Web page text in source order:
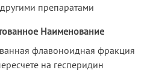
препаратами
Наименование
флавоноидная фракция
на гесперидин